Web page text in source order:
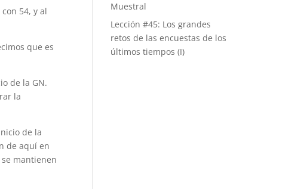
54, y al
que es
de la GN.
la
de la
de aquí en
mantienen
Muestral
Lección #45: Los grandes
retos de las encuestas de los
últimos tiempos (I)